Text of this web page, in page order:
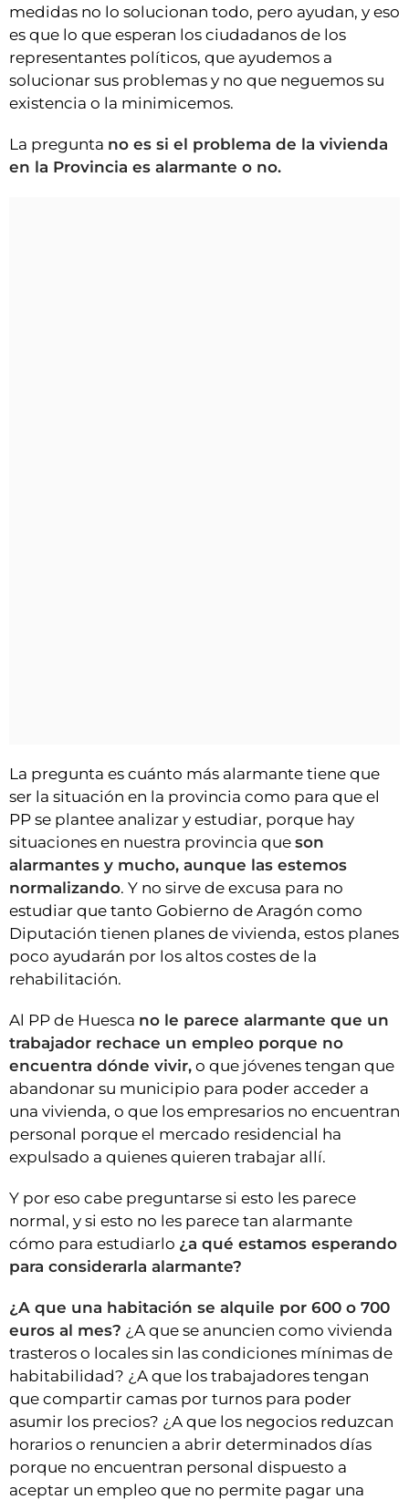
medidas no lo solucionan todo, pero ayudan, y eso
es que lo que esperan los ciudadanos de los
representantes políticos, que ayudemos a
solucionar sus problemas y no que neguemos su
existencia o la minimicemos.
La pregunta no es si el problema de la vivienda
en la Provincia es alarmante o no.
La pregunta es cuánto más alarmante tiene que
ser la situación en la provincia como para que el
PP se plantee analizar y estudiar, porque hay
situaciones en nuestra provincia que son
alarmantes y mucho, aunque las estemos
normalizando. Y no sirve de excusa para no
estudiar que tanto Gobierno de Aragón como
Diputación tienen planes de vivienda, estos planes
poco ayudarán por los altos costes de la
rehabilitación.
Al PP de Huesca no le parece alarmante que un
trabajador rechace un empleo porque no
encuentra dónde vivir, o que jóvenes tengan que
abandonar su municipio para poder acceder a
una vivienda, o que los empresarios no encuentran
personal porque el mercado residencial ha
expulsado a quienes quieren trabajar allí.
Y por eso cabe preguntarse si esto les parece
normal, y si esto no les parece tan alarmante
cómo para estudiarlo ¿a qué estamos esperando
para considerarla alarmante?
¿A que una habitación se alquile por 600 o 700
euros al mes? ¿A que se anuncien como vivienda
trasteros o locales sin las condiciones mínimas de
habitabilidad? ¿A que los trabajadores tengan
que compartir camas por turnos para poder
asumir los precios? ¿A que los negocios reduzcan
horarios o renuncien a abrir determinados días
porque no encuentran personal dispuesto a
aceptar un empleo que no permite pagar una